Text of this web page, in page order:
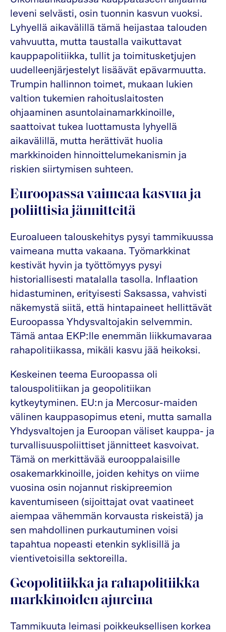
leveni selvästi, osin tuonnin kasvun vuoksi.
Lyhyellä aikavälillä tämä heijastaa talouden
vahvuutta, mutta taustalla vaikuttavat
kauppapolitiikka, tullit ja toimitusketjujen
uudelleenjärjestelyt lisäävät epävarmuutta.
Trumpin hallinnon toimet, mukaan lukien
valtion tukemien rahoituslaitosten
ohjaaminen asuntolainamarkkinoille,
saattoivat tukea luottamusta lyhyellä
aikavälillä, mutta herättivät huolia
markkinoiden hinnoittelumekanismin ja
riskien siirtymisen suhteen.
Euroopassa vaimeaa kasvua ja
poliittisia jännitteitä
Euroalueen talouskehitys pysyi tammikuussa
vaimeana mutta vakaana. Työmarkkinat
kestivät hyvin ja työttömyys pysyi
historiallisesti matalalla tasolla. Inflaation
hidastuminen, erityisesti Saksassa, vahvisti
näkemystä siitä, että hintapaineet hellittävät
Euroopassa Yhdysvaltojakin selvemmin.
Tämä antaa EKP:lle enemmän liikkumavaraa
rahapolitiikassa, mikäli kasvu jää heikoksi.
Keskeinen teema Euroopassa oli
talouspolitiikan ja geopolitiikan
kytkeytyminen. EU:n ja Mercosur-maiden
välinen kauppasopimus eteni, mutta samalla
Yhdysvaltojen ja Euroopan väliset kauppa- ja
turvallisuuspoliittiset jännitteet kasvoivat.
Tämä on merkittävää eurooppalaisille
osakemarkkinoille, joiden kehitys on viime
vuosina osin nojannut riskipreemion
kaventumiseen (sijoittajat ovat vaatineet
aiempaa vähemmän korvausta riskeistä) ja
sen mahdollinen purkautuminen voisi
tapahtua nopeasti etenkin syklisillä ja
vientivetoisilla sektoreilla.
Geopolitiikka ja rahapolitiikka
markkinoiden ajureina
Tammikuuta leimasi poikkeuksellisen korkea